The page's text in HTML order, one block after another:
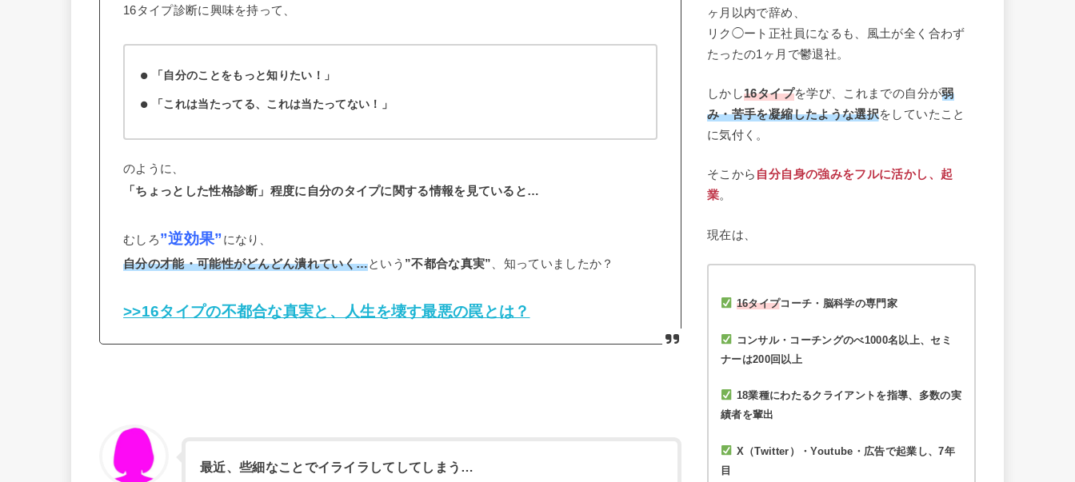
16タイプ診断に興味を持って、
「自分のことをもっと知りたい！」
「これは当たってる、これは当たってない！」
のように、
「ちょっとした性格診断」程度に自分のタイプに関する情報を見ていると…
むしろ”逆効果” になり、
自分の才能・可能性がどんどん潰れていく…という ”不都合な真実” 、知っていましたか？
>>16タイプの不都合な真実と、人生を壊す最悪の罠とは？
最近、些細なことでイライラしてしてしまう…
ヶ月以内で辞め、
リク◯ート正社員になるも、風土が全く合わず
たったの1ヶ月で鬱退社。
しかし16タイプを学び、これまでの自分が弱
み・苦手を凝縮したような選択をしていたこと
に気付く。
そこから 自分自身の強みをフルに活かし、起
業。
現在は、
16タイプコーチ・脳科学の専門家
コンサル・コーチングのべ1000名以上、セミ
ナーは200回以上
18業種にわたるクライアントを指導、多数の実
績者を輩出
X（Twitter）・Youtube・広告で起業し、7年
目